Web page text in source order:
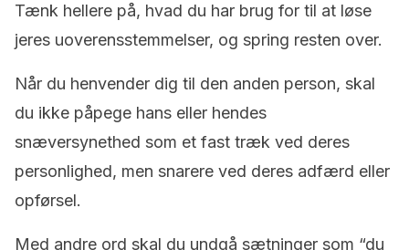
Tænk hellere på, hvad du har brug for til at løse
jeres uoverensstemmelser, og spring resten over.
Når du henvender dig til den anden person, skal
du ikke påpege hans eller hendes
snæversynethed som et fast træk ved deres
personlighed, men snarere ved deres adfærd eller
opførsel.
Med andre ord skal du undgå sætninger som “du